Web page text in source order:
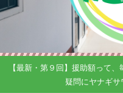
【最新・第９回】援助額って
疑問にヤナギサ